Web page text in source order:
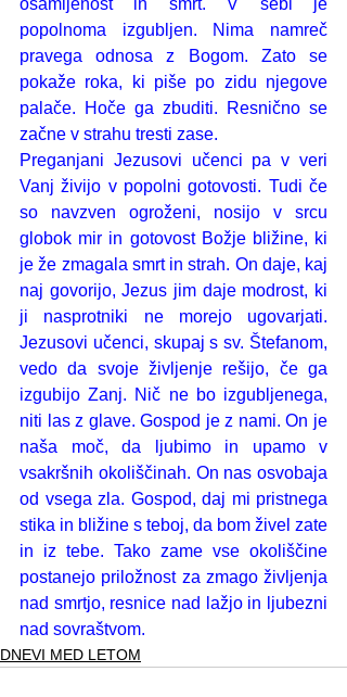
osamljenost in smrt. V sebi je
popolnoma izgubljen. Nima namreč
pravega odnosa z Bogom. Zato se
pokaže roka, ki piše po zidu njegove
palače. Hoče ga zbuditi. Resnično se
začne v strahu tresti zase.
Preganjani Jezusovi učenci pa v veri
Vanj živijo v popolni gotovosti. Tudi če
so navzven ogroženi, nosijo v srcu
globok mir in gotovost Božje bližine, ki
je že zmagala smrt in strah. On daje, kaj
naj govorijo, Jezus jim daje modrost, ki
ji nasprotniki ne morejo ugovarjati.
Jezusovi učenci, skupaj s sv. Štefanom,
vedo da svoje življenje rešijo, če ga
izgubijo Zanj. Nič ne bo izgubljenega,
niti las z glave. Gospod je z nami. On je
naša moč, da ljubimo in upamo v
vsakršnih okoliščinah. On nas osvobaja
od vsega zla. Gospod, daj mi pristnega
stika in bližine s teboj, da bom živel zate
in iz tebe. Tako zame vse okoliščine
postanejo priložnost za zmago življenja
nad smrtjo, resnice nad lažjo in ljubezni
nad sovraštvom.
DNEVI MED LETOM